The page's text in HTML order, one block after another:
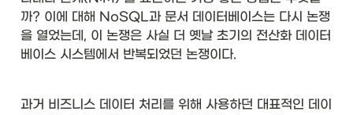
까? 이에 대해 NoSQL과 문서 데이터베이스는 다시 논쟁
을 열었는데, 이 논쟁은 사실 더 옛날 초기의 전산화 데이터
베이스 시스템에서 반복되었던 논쟁이다.
과거 비즈니스 데이터 처리를 위해 사용하던 대표적인 데이